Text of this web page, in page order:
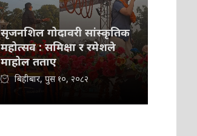
सृजनशिल गोदावरी सांस्कृतिक
महोत्सव : समिक्षा र रमेशले
माहोल तताए
बिहीबार, पुस १०, २०८२